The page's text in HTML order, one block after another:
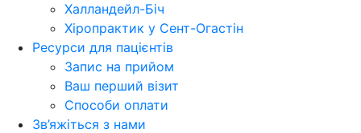
Халландейл-Біч
Хіропрактик у Сент-Огастін
Ресурси для пацієнтів
Запис на прийом
Ваш перший візит
Способи оплати
Зв’яжіться з нами